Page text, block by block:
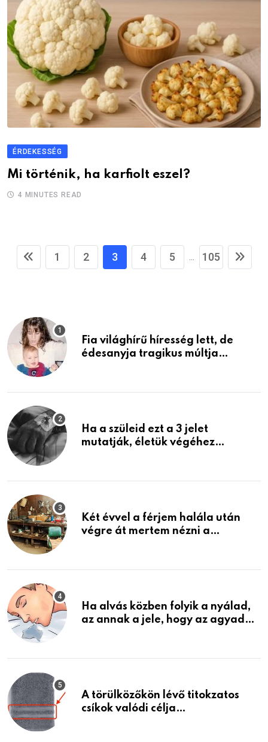
ÉRDEKESSÉG
Mi történik, ha karfiolt eszel?
4 MINUTES READ
1 2 3 4 5 ... 105
Fia világhírű híresség lett, de
édesanyja tragikus múltja
Ha a szüleid ezt a 3 jelet
mutatják, életük végéhez
Két évvel a férjem halála után
végre át mertem nézni a
életemet
Ha alvás közben folyik a nyálad,
az annak a jele, hogy az agyad…
A törülközőkön lévő titokzatos
csíkok valódi célja…